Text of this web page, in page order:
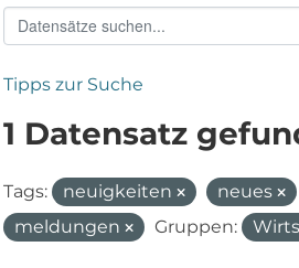
Tipps zur Suche
1 Datensatz
Tags: neuigkeiten
neues
meldungen
Gruppen: